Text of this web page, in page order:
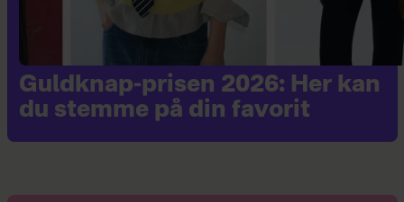
Guldknap-prisen 2026: Her kan
du stemme på din favorit